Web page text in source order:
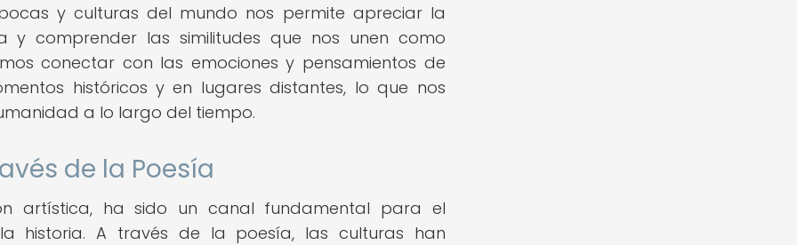
y culturas del mundo nos permite apreciar la
y comprender las similitudes que nos unen como
conectar con las emociones y pensamientos de
históricos y en lugares distantes, lo que nos
a lo largo del tiempo.
de la Poesía
artística, ha sido un canal fundamental para el
historia. A través de la poesía, las culturas han